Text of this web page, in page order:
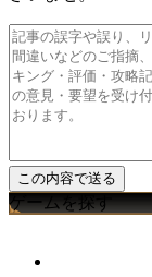
ゲームを探す